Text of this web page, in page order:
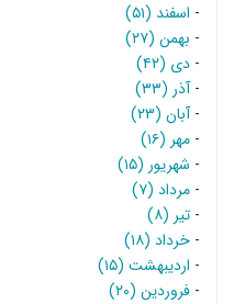
- اسفند (۵۱)
- بهمن (۲۷)
- دی (۴۲)
-آذر (۳۳)
-آبان (۲۳)
- مهر (۱۶)
- شهریور (۱۵)
- مرداد (۷)
- تیر (۸)
- خرداد (۱۸)
- اردیبهشت (۱۵)
- فروردین (۲۰)